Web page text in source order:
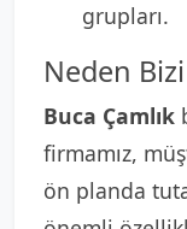
grupları.
Neden
Buca Çamlık
firmamız,
ön planda